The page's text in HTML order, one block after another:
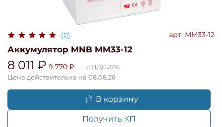
(0) арт. MM33-12
Аккумулятор MNB MM33-12
8 011 ₽ 9 770 ₽
с НДС 22%
Цена действительна на 08.08.26
В корзину
Получить КП